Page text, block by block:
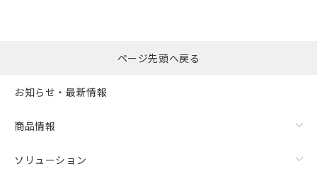
ページ先頭へ戻る
お知らせ・最新情報
商品情報
ソリューション